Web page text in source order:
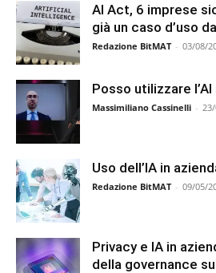
AI Act, 6 imprese
già un caso d’uso
Redazione BitMAT - 03/08/
Posso utilizzare
Massimiliano Cassinelli -
Uso dell’IA in
Redazione BitMAT - 09/05/
Privacy e IA in
della governance